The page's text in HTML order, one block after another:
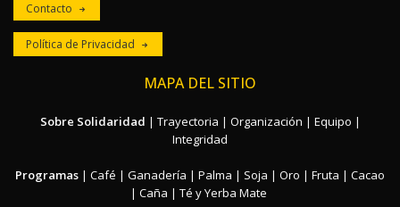
Contacto
Política de Privacidad
MAPA DEL SITIO
Sobre Solidaridad | Trayectoria | Organización | Equipo |
Integridad
Programas | Café | Ganadería | Palma | Soja | Oro | Fruta | Cacao
| Caña | Té y Yerba Mate